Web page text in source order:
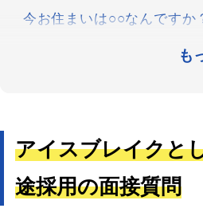
今お住まいは○○なんですか
中途採用の面接は何回目で
経歴・スキルを確認するため
○○さんの自己紹介をお願い
も
アイスブレイクと
途採用の面接質問